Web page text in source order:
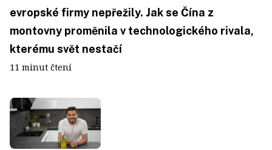
evropské firmy nepřežily. Jak se Čína z
montovny proměnila v technologického rivala,
kterému svět nestačí
11 minut čtení